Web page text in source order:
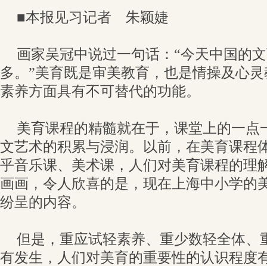
■本报见习记者 朱颖婕
画家吴冠中说过一句话：“今天中国的
多。”美育既是审美教育，也是情操及心
素养方面具有不可替代的功能。
美育课程的精髓就在于，课堂上的一点
文艺术的积累与浸润。以前，在美育课程
乎音乐课、美术课，人们对美育课程的理
画画，令人欣喜的是，现在上海中小学的
纷呈的内容。
但是，重应试轻素养、重少数轻全体、
有发生，人们对美育的重要性的认识程度